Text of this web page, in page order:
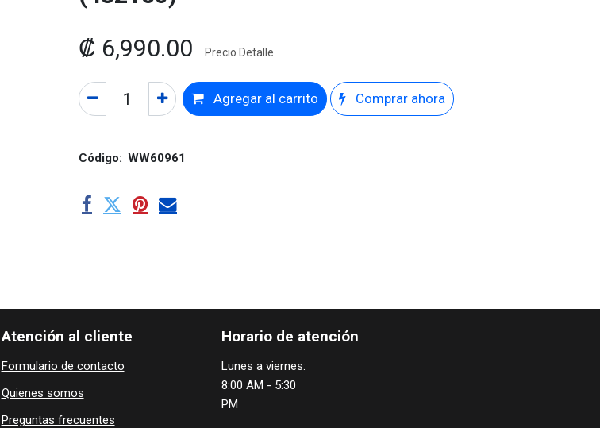
₡ 6,990.00 Precio Detalle.
Agregar al carrito Comprar ahora
Código: WW60961
Horario de atención
Lunes a viernes:
8:00 AM - 5:30
PM
Atención al cliente
Formulario de contacto
Quienes ​som​​​os
Preguntas frecuentes